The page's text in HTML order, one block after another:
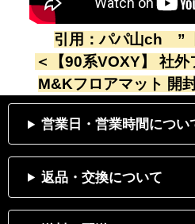
引用：パパ山ch ”
＜
【90系VOXY】 社
M&Kフロアマット 開
営業日・営業時間につい
返品・交換について